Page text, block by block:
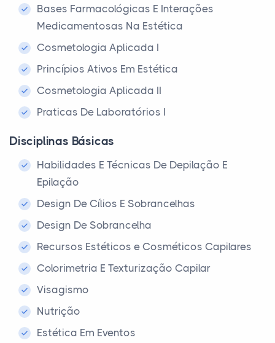
Bases Farmacológicas E Interações
Medicamentosas Na Estética
Cosmetologia Aplicada I
Princípios Ativos Em Estética
Cosmetologia Aplicada II
Praticas De Laboratórios I
Disciplinas Básicas
Habilidades E Técnicas De Depilação E
Epilação
Design De Cílios E Sobrancelhas
Design De Sobrancelha
Recursos Estéticos e Cosméticos Capilares
Colorimetria E Texturização Capilar
Visagismo
Nutrição
Estética Em Eventos